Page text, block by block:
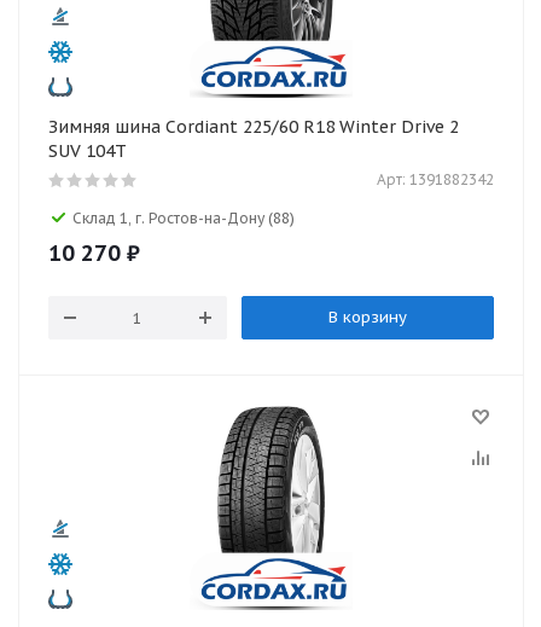
Зимняя шина Cordiant 225/60 R18 Winter Drive 2
SUV 104T
Арт: 1391882342
Склад 1, г. Ростов-на-Дону (88)
10 270 ₽
В корзину